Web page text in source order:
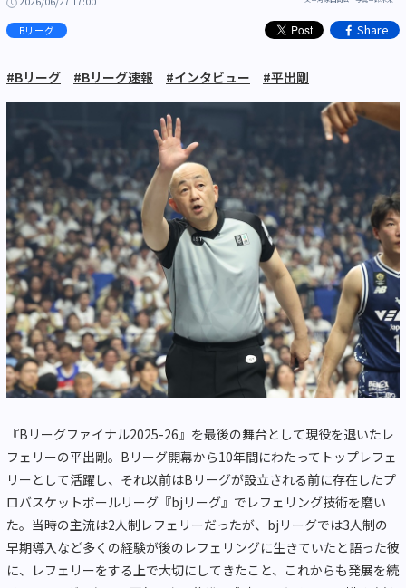
Bリーグ Share
#Bリーグ #Bリーグ速報 #インタビュー #平出剛
『Bリーグファイナル2025-26』を最後の舞台として現役を退いたレ
フェリーの平出剛。Bリーグ開幕から10年間にわたってトップレフェ
リーとして活躍し、それ以前はBリーグが設立される前に存在したプ
ロバスケットボールリーグ『bjリーグ』でレフェリング技術を磨い
た。当時の主流は2人制レフェリーだったが、bjリーグでは3人制の
早期導入など多くの経験が後のレフェリングに生きていたと語った彼
に、レフェリーをする上で大切にしてきたこと、これからも発展を続